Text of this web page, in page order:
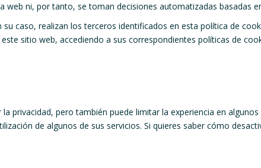
web ni, por tanto, se toman decisiones automatizadas basadas
caso, realizan los terceros identificados en esta política de
sitio web, accediendo a sus correspondientes políticas de
privacidad, pero también puede limitar la experiencia en
de algunos de sus servicios. Si quieres saber cómo